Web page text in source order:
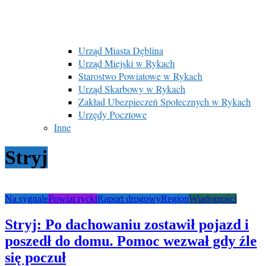
Urząd Miasta Dęblina
Urząd Miejski w Rykach
Starostwo Powiatowe w Rykach
Urząd Skarbowy w Rykach
Zakład Ubezpieczeń Społecznych w Rykach
Urzędy Pocztowe
Inne
Stryj
Na sygnalePowiat ryckiRaport drogowyRegionWiadomości
Stryj: Po dachowaniu zostawił pojazd i
poszedł do domu. Pomoc wezwał gdy źle
się poczuł